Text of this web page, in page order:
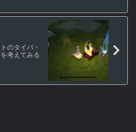
のタイパ・
考えてみる